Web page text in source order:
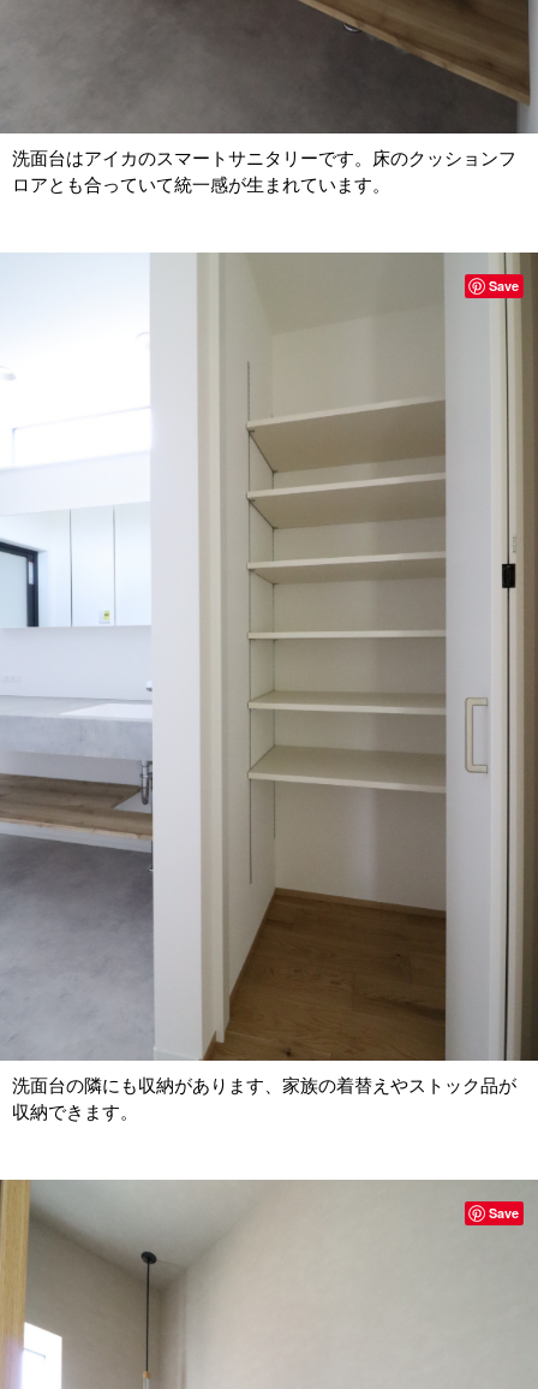
洗面台はアイカのスマートサニタリーです。床のクッションフ
ロアとも合っていて統一感が生まれています。
洗面台の隣にも収納があります、家族の着替えやストック品が
収納できます。
Save
Save